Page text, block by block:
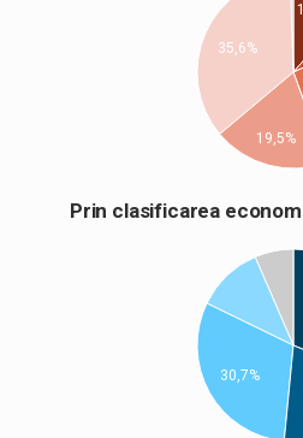
35,6%
19,5%
Prin clasificarea
30,7%